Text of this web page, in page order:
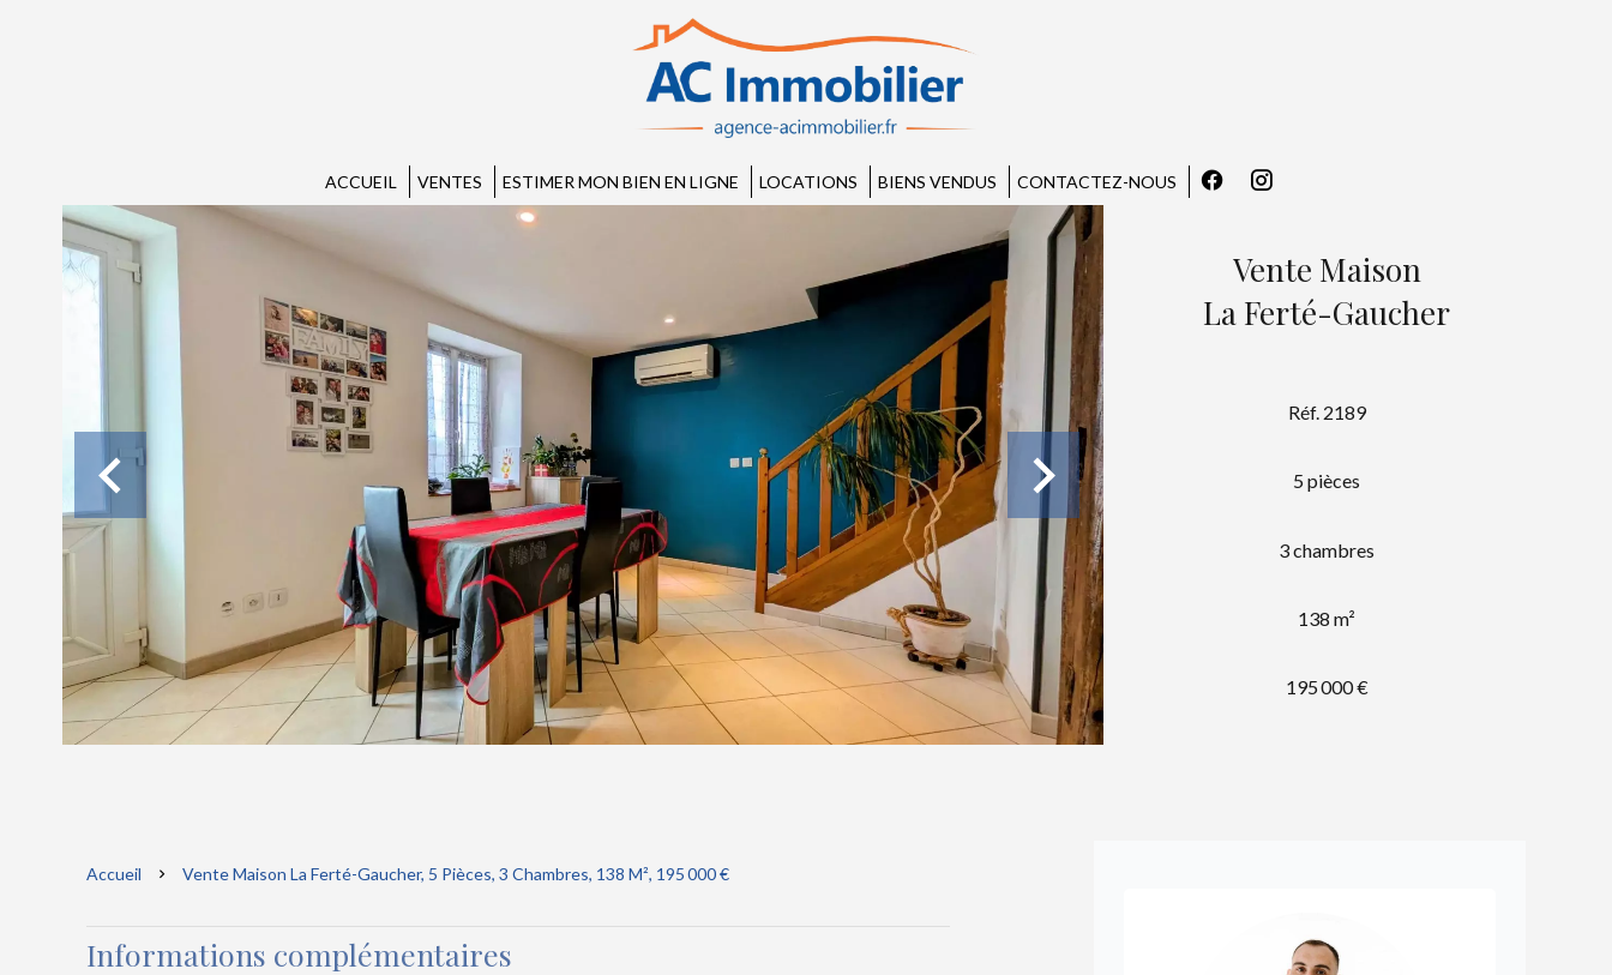
ACCUEIL VENTES ESTIMER MON BIEN EN LIGNE LOCATIONS BIENS VENDUS CONTACTEZ-NOUS
Vente Maison
La Ferté-Gaucher
Réf. 2189
5 pièces
3 chambres
138 m²
195 000 €
Accueil Vente Maison La Ferté-Gaucher, 5 Pièces, 3 Chambres, 138 M², 195 000 €
Informations complémentaires